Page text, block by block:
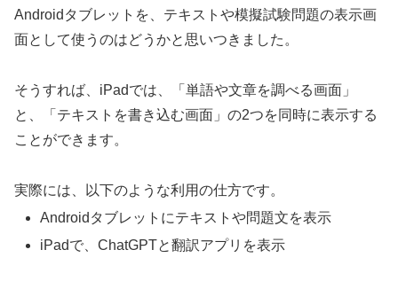
Androidタブレットを、テキストや模擬試験問題の表示画
面として使うのはどうかと思いつきました。
そうすれば、iPadでは、「単語や文章を調べる画面」
と、「テキストを書き込む画面」の2つを同時に表示する
ことができます。
実際には、以下のような利用の仕方です。
Androidタブレットにテキストや問題文を表示
iPadで、ChatGPTと翻訳アプリを表示